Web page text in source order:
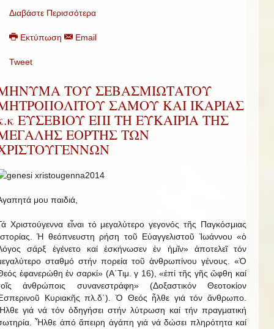
Διαβάστε Περισσότερα
Εκτύπωση Email
Tweet
ΤΟΥ ΣΕΒΑΣΜΙΩΤΑΤΟΥ
ΣΑΜΟΥ ΚΑΙ ΙΚΑΡΙΑΣ
ΕΥΣΕΒΙΟΥ ΕΠΙ ΤΗ ΕΥΚΑΙΡΙΑ ΤΗΣ
ΕΟΡΤΗΣ ΤΩΝ
μου παιδιά,
Χριστούγεννα εἶναι τό μεγαλύτερο γεγονός τῆς Παγκόσμιας
Ἡ θεόπνευστη ρήση τοῦ Εὐαγγελιστοῦ Ἰωάννου «ὁ
σάρξ ἐγένετο καί ἐσκήνωσεν ἐν ἡμῖν» ἀποτελεῖ τόν
σταθμό στήν πορεία τοῦ ἀνθρωπίνου γένους. «Ὁ
ἐφανερώθη ἐν σαρκί» (Α΄Τιμ. γ 16), «ἐπί τῆς γῆς ὤφθη καί
ἀνθρώποις συνανεστράφη» (Δοξαστικόν Θεοτοκίον
Κυριακῆς πλ.δ΄). Ὁ Θεός ἦλθε γιά τόν ἄνθρωπο.
γιά νά τόν ὁδηγήσει στήν λύτρωση καί τήν πραγματική
Ἦλθε ἀπό ἄπειρη ἀγάπη γιά νά δώσει πληρότητα καί